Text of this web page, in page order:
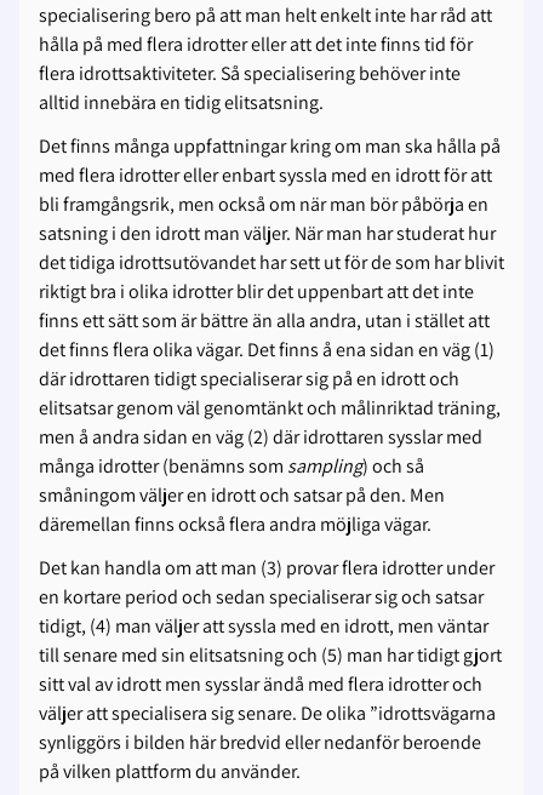
specialisering bero på att man helt enkelt inte har råd att
hålla på med flera idrotter eller att det inte finns tid för
flera idrottsaktiviteter. Så specialisering behöver inte
alltid innebära en tidig elitsatsning.
Det finns många uppfattningar kring om man ska hålla på
med flera idrotter eller enbart syssla med en idrott för att
bli framgångsrik, men också om när man bör påbörja en
satsning i den idrott man väljer. När man har studerat hur
det tidiga idrottsutövandet har sett ut för de som har blivit
riktigt bra i olika idrotter blir det uppenbart att det inte
finns ett sätt som är bättre än alla andra, utan i stället att
det finns flera olika vägar. Det finns å ena sidan en väg (1)
där idrottaren tidigt specialiserar sig på en idrott och
elitsatsar genom väl genomtänkt och målinriktad träning,
men å andra sidan en väg (2) där idrottaren sysslar med
många idrotter (benämns som sampling) och så
småningom väljer en idrott och satsar på den. Men
däremellan finns också flera andra möjliga vägar.
Det kan handla om att man (3) provar flera idrotter under
en kortare period och sedan specialiserar sig och satsar
tidigt, (4) man väljer att syssla med en idrott, men väntar
till senare med sin elitsatsning och (5) man har tidigt gjort
sitt val av idrott men sysslar ändå med flera idrotter och
väljer att specialisera sig senare. De olika ”idrottsvägarna
synliggörs i bilden här bredvid eller nedanför beroende
på vilken plattform du använder.